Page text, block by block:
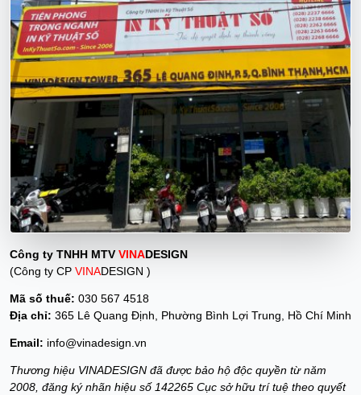
Công ty TNHH MTVVINADESIGN
(Công ty CP VINADESIGN )
Mã số thuế: 030 567 4518
Địa chỉ: 365 Lê Quang Định, Phường Bình Lợi Trung, Hồ Chí Minh
Email: info@vinadesign.vn
Thương hiệu VINADESIGN đã được bảo hộ độc quyền từ năm
2008, đăng ký nhãn hiệu số 142265 Cục sở hữu trí tuệ theo quyết